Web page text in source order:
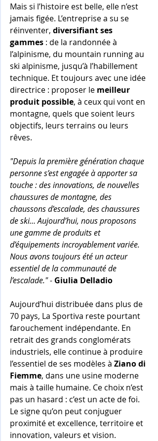
Mais si l’histoire est belle, elle n’est
jamais figée. L’entreprise a su se
réinventer, diversifiant ses
gammes : de la randonnée à
l’alpinisme, du mountain running au
ski alpinisme, jusqu’à l’habillement
technique. Et toujours avec une idée
directrice : proposer le meilleur
produit possible, à ceux qui vont en
montagne, quels que soient leurs
objectifs, leurs terrains ou leurs
rêves.
"Depuis la première génération chaque
personne s’est engagée à apporter sa
touche : des innovations, de nouvelles
chaussures de montagne, des
chaussons d’escalade, des chaussures
de ski… Aujourd’hui, nous proposons
une gamme de produits et
d’équipements incroyablement variée.
Nous avons toujours été un acteur
essentiel de la communauté de
l’escalade." - Giulia Delladio
Aujourd’hui distribuée dans plus de
70 pays, La Sportiva reste pourtant
farouchement indépendante. En
retrait des grands conglomérats
industriels, elle continue à produire
l’essentiel de ses modèles à Ziano di
Fiemme, dans une usine moderne
mais à taille humaine. Ce choix n’est
pas un hasard : c’est un acte de foi.
Le signe qu’on peut conjuguer
proximité et excellence, territoire et
innovation, valeurs et vision.